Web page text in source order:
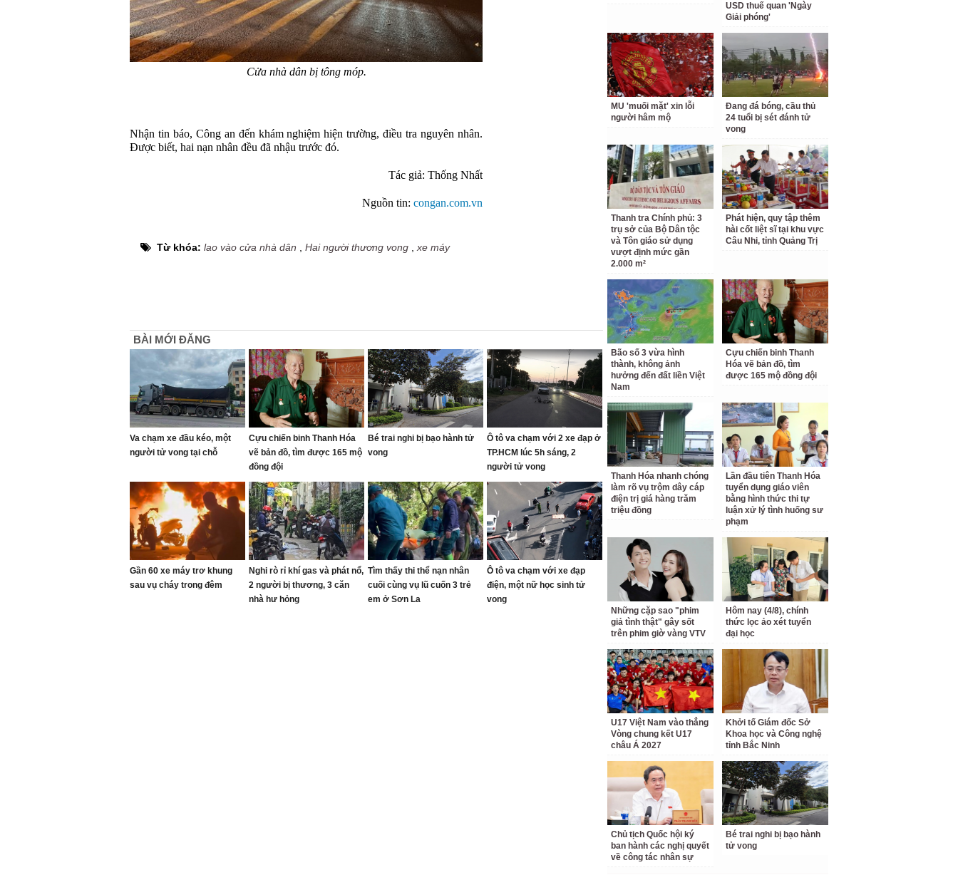
Cửa nhà dân bị tông móp.
Nhận tin báo, Công an đến khám nghiệm hiện trường, điều tra nguyên nhân.
Được biết, hai nạn nhân đều đã nhậu trước đó.
Tác giả: Thống Nhất
Nguồn tin: congan.com.vn
Từ khóa: lao vào cửa nhà dân Hai người thương vong xe máy
BÀI MỚI ĐĂNG
Va chạm xe đầu kéo, một
người tử vong tại chỗ
Cựu chiến binh Thanh Hóa
vẽ bản đồ, tìm được 165 mộ
đồng đội
Bé trai nghi bị bạo hành tử
vong
Ô tô va chạm với 2 xe đạp ở
TP.HCM lúc 5h sáng, 2
người tử vong
Gần 60 xe máy trơ khung
sau vụ cháy trong đêm
Nghi rò rỉ khí gas và phát nổ,
2 người bị thương, 3 căn
nhà hư hỏng
Tìm thấy thi thể nạn nhân
cuối cùng vụ lũ cuốn 3 trẻ
em ở Sơn La
Ô tô va chạm với xe đạp
điện, một nữ học sinh tử
vong
USD thuế quan 'Ngày
Giải phóng'
MU 'muối mặt' xin lỗi
người hâm mộ
Đang đá bóng, cầu thủ
24 tuổi bị sét đánh tử
vong
Thanh tra Chính phủ: 3
trụ sở của Bộ Dân tộc
và Tôn giáo sử dụng
vượt định mức gần
2.000 m²
Phát hiện, quy tập thêm
hài cốt liệt sĩ tại khu vực
Câu Nhi, tỉnh Quảng Trị
Bão số 3 vừa hình
thành, không ảnh
hưởng đến đất liền Việt
Nam
Cựu chiến binh Thanh
Hóa vẽ bản đồ, tìm
được 165 mộ đồng đội
Thanh Hóa nhanh chóng
làm rõ vụ trộm dây cáp
điện trị giá hàng trăm
triệu đồng
Lần đầu tiên Thanh Hóa
tuyển dụng giáo viên
bằng hình thức thi tự
luận xử lý tình huống sư
phạm
Những cặp sao "phim
giả tình thật" gây sốt
trên phim giờ vàng VTV
Hôm nay (4/8), chính
thức lọc ảo xét tuyển
đại học
U17 Việt Nam vào thẳng
Vòng chung kết U17
châu Á 2027
Khởi tố Giám đốc Sở
Khoa học và Công nghệ
tỉnh Bắc Ninh
Chủ tịch Quốc hội ký
ban hành các nghị quyết
về công tác nhân sự
Bé trai nghi bị bạo hành
tử vong